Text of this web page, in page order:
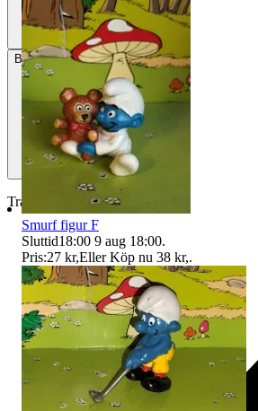
BetalningVia Tradera
Traderas köparskydd
Smurf figur F
Sluttid18:00 9 aug 18:00.
Pris:27 kr,Eller Köp nu 38 kr,.